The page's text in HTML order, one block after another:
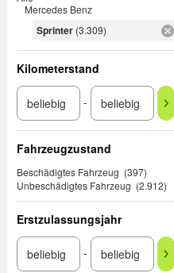
Mercedes Benz
Sprinter (3.309)
Kilometerstand
-
Fahrzeugzustand
Beschädigtes Fahrzeug (397)
Unbeschädigtes Fahrzeug (2.912)
Erstzulassungsjahr
-